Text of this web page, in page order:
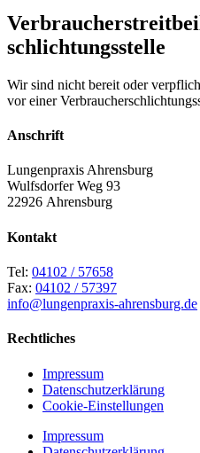
schlichtungs­stelle
Wir sind nicht bereit oder
vor einer
Anschrift
Lungenpraxis Ahrensburg
Wulfsdorfer Weg 93
22926 Ahrensburg
Kontakt
Tel: 04102 / 57658
Fax: 04102 / 57397
info@lungenpraxis-ahrensburg.de
Rechtliches
Impressum
Datenschutzerklärung
Cookie-Einstellungen
Impressum